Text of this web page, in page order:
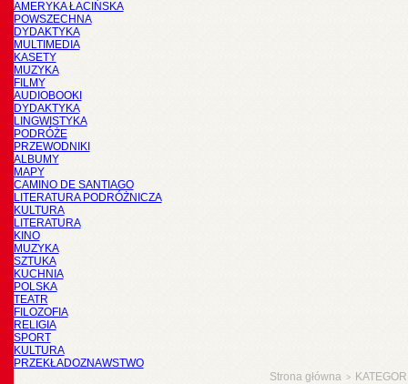
AMERYKA ŁACIŃSKA
POWSZECHNA
DYDAKTYKA
MULTIMEDIA
KASETY
MUZYKA
FILMY
AUDIOBOOKI
DYDAKTYKA
LINGWISTYKA
PODRÓŻE
PRZEWODNIKI
ALBUMY
MAPY
CAMINO DE SANTIAGO
LITERATURA PODRÓŻNICZA
KULTURA
LITERATURA
KINO
MUZYKA
SZTUKA
KUCHNIA
POLSKA
TEATR
FILOZOFIA
RELIGIA
SPORT
KULTURA
PRZEKŁADOZNAWSTWO
Strona główna >